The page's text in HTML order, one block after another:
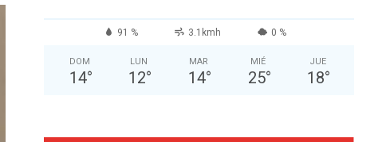
91 % 3.1kmh 0 %
DOM
14°
LUN
12°
MAR
14°
MIÉ
25°
JUE
18°